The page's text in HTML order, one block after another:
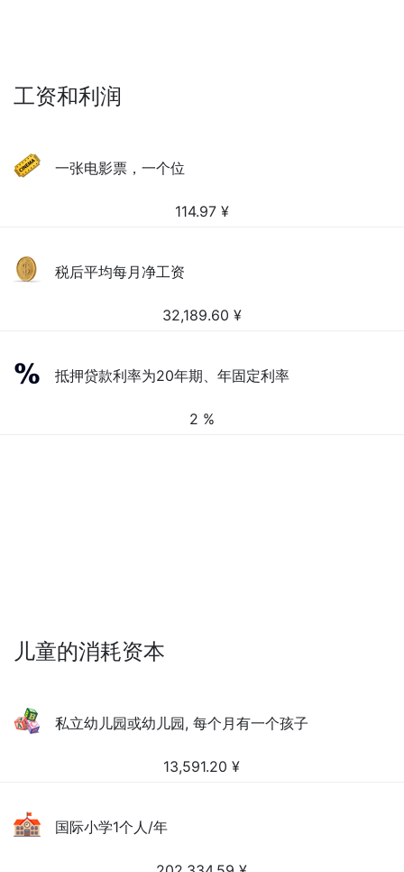
工资和利润
一张电影票，一个位
114.97 ¥
税后平均每月净工资
32,189.60 ¥
抵押贷款利率为20年期、年固定利率
2 %
儿童的消耗资本
私立幼儿园或幼儿园, 每个月有一个孩子
13,591.20 ¥
国际小学1个人/年